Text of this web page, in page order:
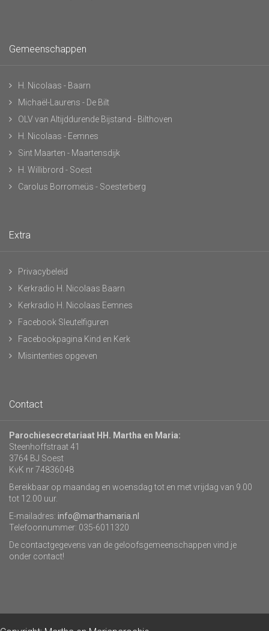
Gemeenschappen
H. Nicolaas - Baarn
Michaël-Laurens - De Bilt
OLV van Altijddurende Bijstand - Bilthoven
H. Nicolaas - Eemnes
Sint Maarten - Maartensdijk
H. Willibrord - Soest
Carolus Borromeüs - Soesterberg
Extra
Privacybeleid
Kerkradio H. Nicolaas Baarn
Kerkradio H. Nicolaas Eemnes
Facebook Sleutelfiguren
Facebookpagina Kind en Kerk
Misintenties opgeven
Contact
Parochiesecretariaat HH. Martha en Maria:
Steenhoffstraat 41
3764 BJ Soest
KvK nr 74836048
Bereikbaar op maandag en woensdag tot en met vrijdag van 9.00
tot 12.00 uur.
E-mailadres: info@marthamaria.nl
Telefoonnummer: 035-6011320
De contactgegevens van de geloofsgemeenschappen vind je
onder contact!